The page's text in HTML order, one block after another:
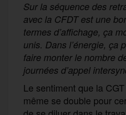
Sur la séquence des
avec la CFDT est une
termes d’affichage, ça
unis. Dans l’énergie, ça
faire monter le nombre
journées d’appel
Le sentiment que la
même se double pour